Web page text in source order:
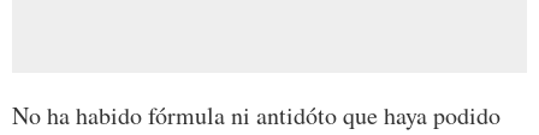
No ha habido fórmula ni antidóto que haya podido